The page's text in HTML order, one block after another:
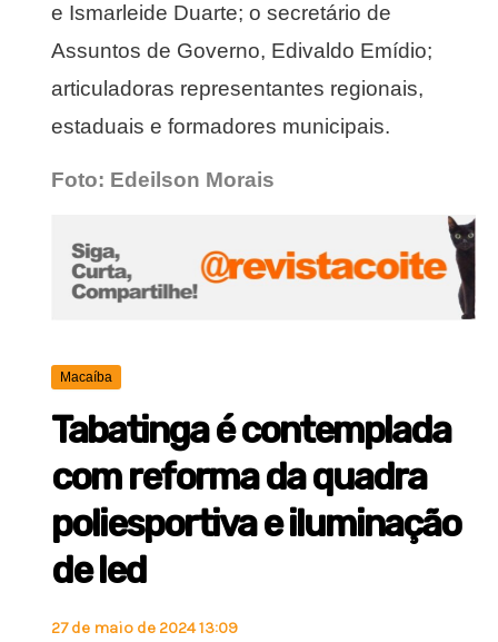
e Ismarleide Duarte; o secretário de
Assuntos de Governo, Edivaldo Emídio;
articuladoras representantes regionais,
estaduais e formadores municipais.
Foto: Edeilson Morais
Macaíba
Tabatinga é contemplada
com reforma da quadra
poliesportiva e iluminação
de led
27 de maio de 2024 13:09